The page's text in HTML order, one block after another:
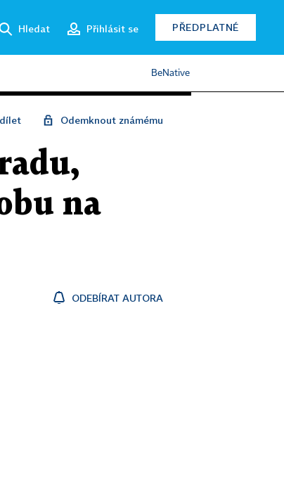
Hledat Přihlásit se PŘEDPLATNÉ
BeNative
Odemknout známému
na
ODEBÍRAT AUTORA